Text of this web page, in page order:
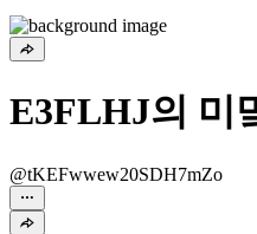
E3FLHJ의 미
@tKEFwwew20SDH7mZo